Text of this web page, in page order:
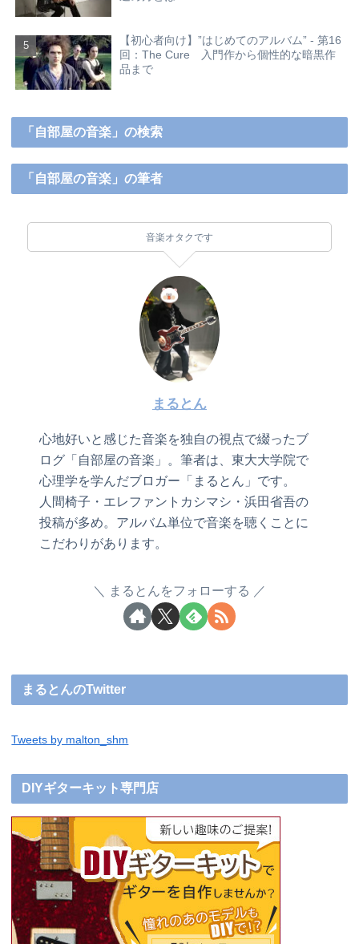
【初心者向け】”はじめてのアルバム” - 第16
回：The Cure 入門作から個性的な暗黒作
品まで
「自部屋の音楽」の検索
「自部屋の音楽」の筆者
音楽オタクです
まるとん
心地好いと感じた音楽を独自の視点で綴ったブ
ログ「自部屋の音楽」。筆者は、東大大学院で
心理学を学んだブロガー「まるとん」です。
人間椅子・エレファントカシマシ・浜田省吾の
投稿が多め。アルバム単位で音楽を聴くことに
こだわりがあります。
まるとんをフォローする
まるとんのTwitter
Tweets by malton_shm
DIYギターキット専門店